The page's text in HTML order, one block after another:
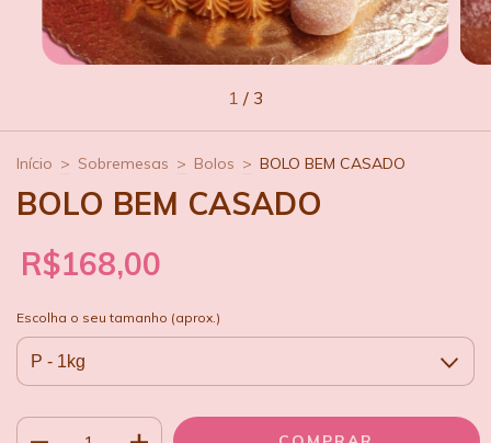
1 / 3
Início > Sobremesas > Bolos > BOLO BEM CASADO
BOLO BEM CASADO
R$168,00
Escolha o seu tamanho (aprox.)